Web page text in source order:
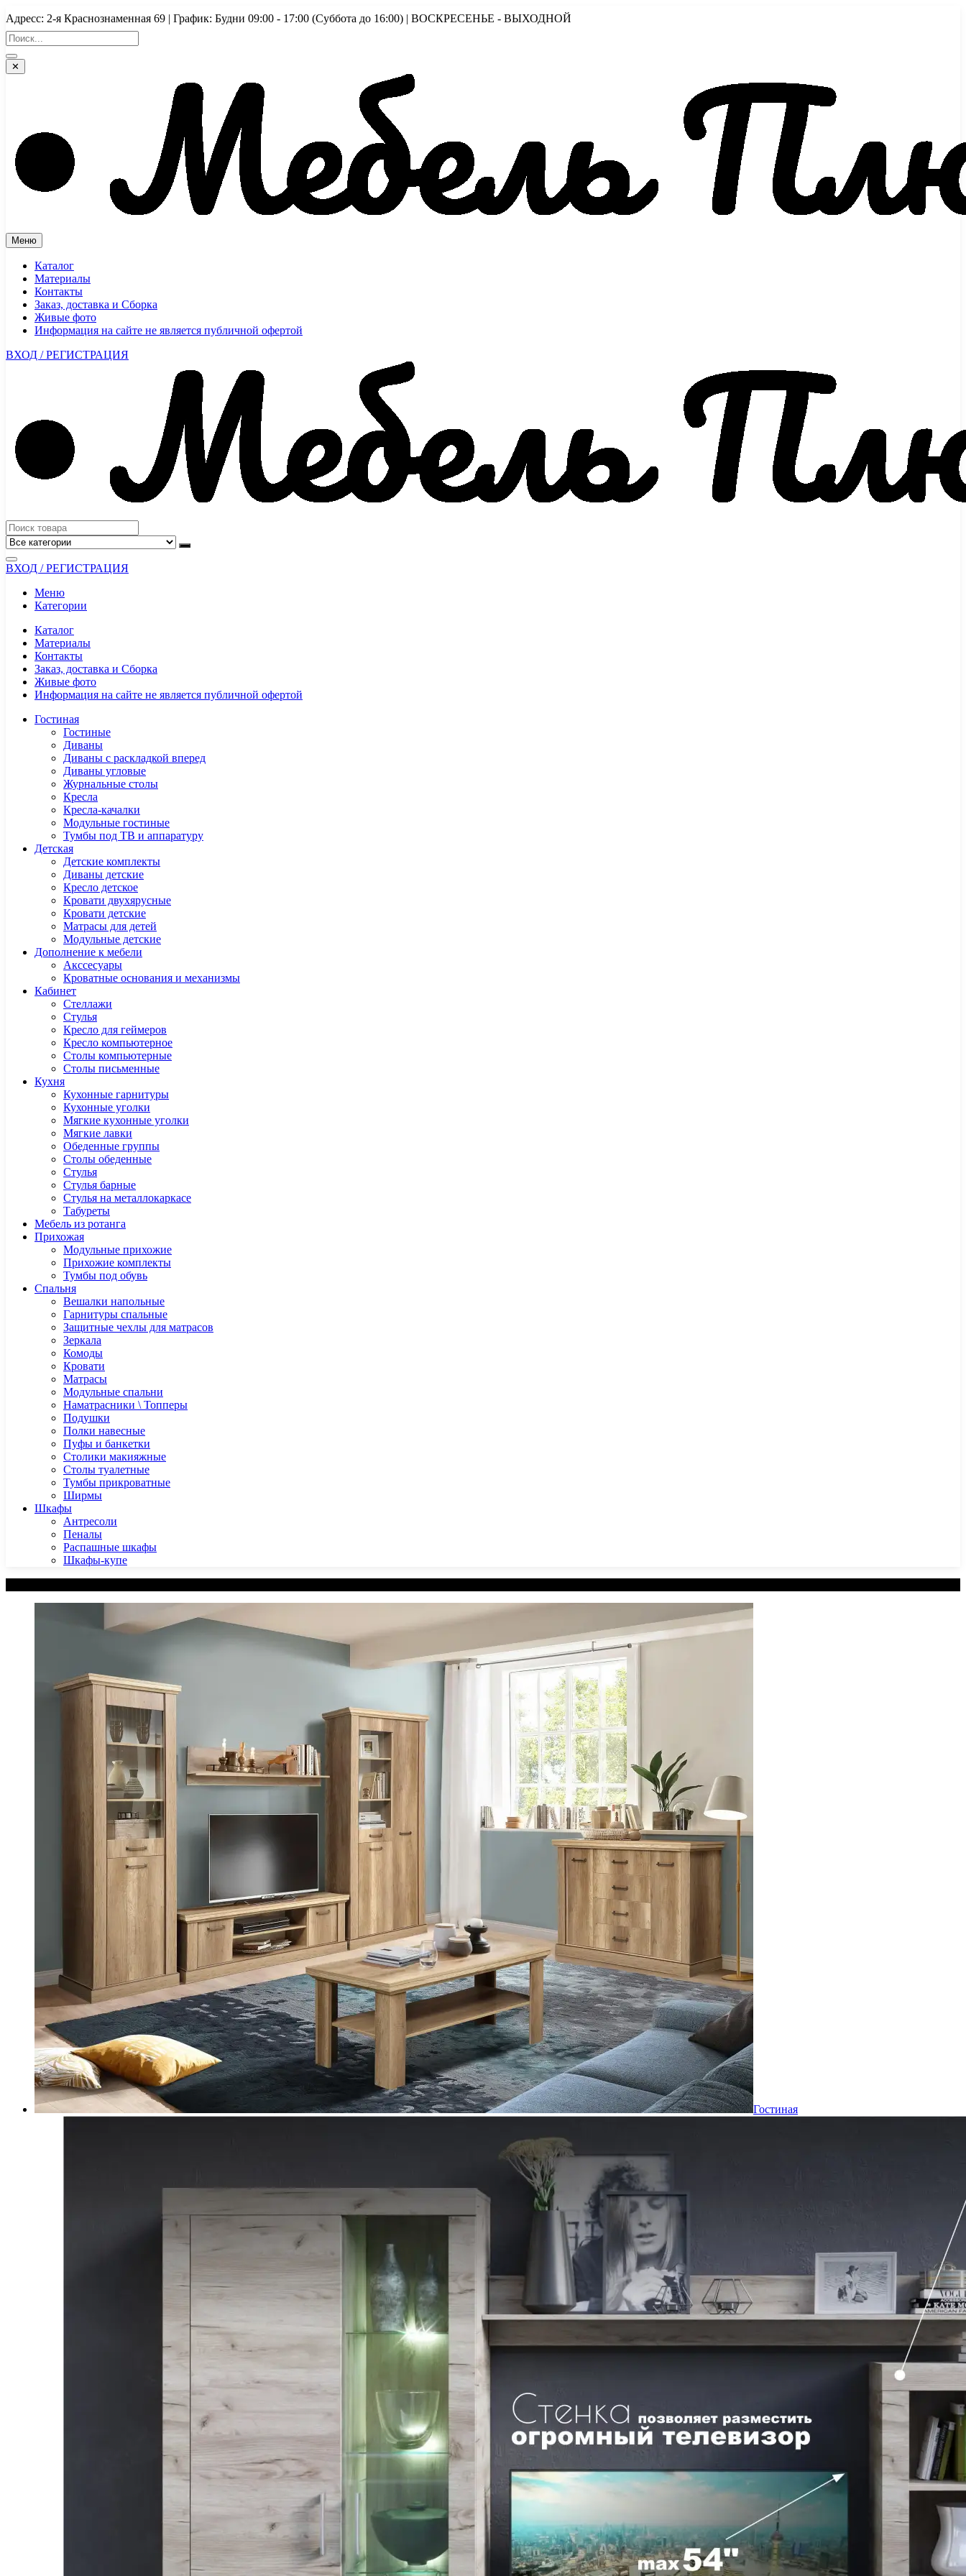
к
содержимому
Адресс: 2-я Краснознаменная 69 | График: Будни 09:00 - 17:00 (Суббота до 16:00) | ВОСКРЕСЕНЬЕ - ВЫХОДНОЙ
✕
Меню
Каталог
Материалы
Контакты
Заказ, доставка и Сборка
Живые фото
Информация на сайте не является публичной офертой
ВХОД / РЕГИСТРАЦИЯ
ВХОД / РЕГИСТРАЦИЯ
Меню
Категории
Каталог
Материалы
Контакты
Заказ, доставка и Сборка
Живые фото
Информация на сайте не является публичной офертой
Гостиная
Гостиные
Диваны
Диваны с раскладкой вперед
Диваны угловые
Журнальные столы
Кресла
Кресла-качалки
Модульные гостиные
Тумбы под ТВ и аппаратуру
Детская
Детские комплекты
Диваны детские
Кресло детское
Кровати двухярусные
Кровати детские
Матрасы для детей
Модульные детские
Дополнение к мебели
Акссесуары
Кроватные основания и механизмы
Кабинет
Cтеллажи
Cтулья
Кресло для геймеров
Кресло компьютерное
Столы компьютерные
Столы письменные
Кухня
Кухонные гарнитуры
Кухонные уголки
Мягкие кухонные уголки
Мягкие лавки
Обеденные группы
Столы обеденные
Стулья
Стулья барные
Стулья на металлокаркасе
Табуреты
Мебель из ротанга
Прихожая
Модульные прихожие
Прихожие комплекты
Тумбы под обувь
Спальня
Вешалки напольные
Гарнитуры спальные
Защитные чехлы для матрасов
Зеркала
Комоды
Кровати
Матрасы
Модульные спальни
Наматрасники \ Топперы
Подушки
Полки навесные
Пуфы и банкетки
Столики макияжные
Столы туалетные
Тумбы прикроватные
Ширмы
Шкафы
Антресоли
Пеналы
Распашные шкафы
Шкафы-купе
Гостиная